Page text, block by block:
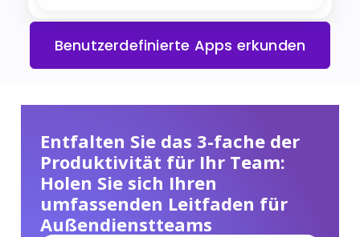
Benutzerdefinierte Apps erkunden
Entfalten Sie das 3-fache der
Produktivität für Ihr Team:
Holen Sie sich Ihren
umfassenden Leitfaden für
Außendienstteams